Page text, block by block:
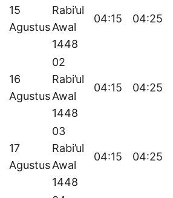
15
Agustus
Rabi’ul
Awal
1448
04:15 04:25
16
Agustus
02
Rabi’ul
Awal
1448
04:15 04:25
17
Agustus
03
Rabi’ul
Awal
1448
04:15 04:25